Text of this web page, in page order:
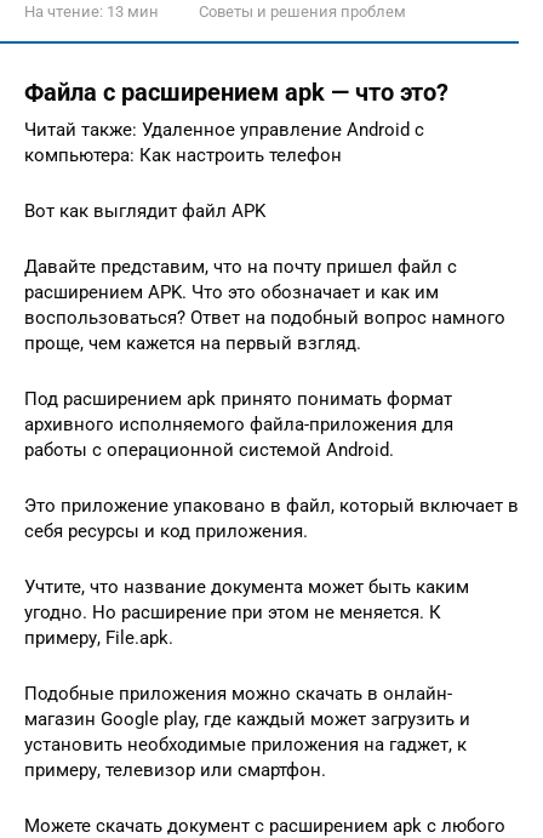
На чтение: 13 мин Советы и решения проблем
Файла с расширением apk — что это?
Читай также: Удаленное управление Android с
компьютера: Как настроить телефон
Вот как выглядит файл APK
Давайте представим, что на почту пришел файл с
расширением APK. Что это обозначает и как им
воспользоваться? Ответ на подобный вопрос намного
проще, чем кажется на первый взгляд.
Под расширением apk принято понимать формат
архивного исполняемого файла-приложения для
работы с операционной системой Android.
Это приложение упаковано в файл, который включает в
себя ресурсы и код приложения.
Учтите, что название документа может быть каким
угодно. Но расширение при этом не меняется. К
примеру, File.apk.
Подобные приложения можно скачать в онлайн-
магазин Google play, где каждый может загрузить и
установить необходимые приложения на гаджет, к
примеру, телевизор или смартфон.
Можете скачать документ с расширением apk с любого